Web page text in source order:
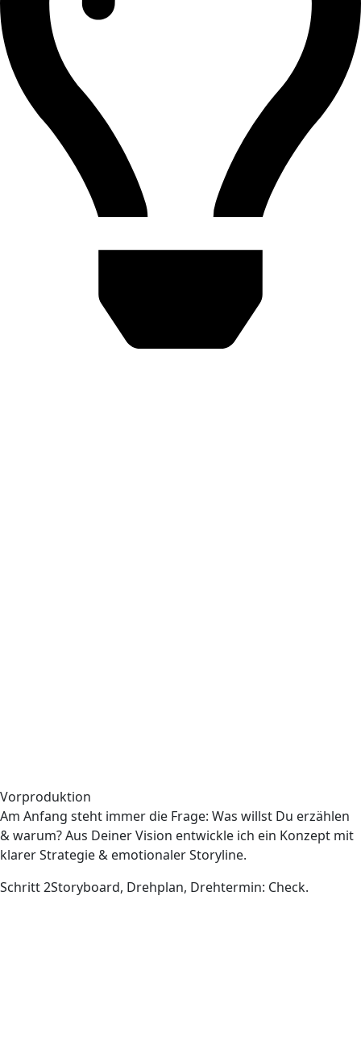
Vorproduktion
Am Anfang steht immer die Frage: Was willst Du erzählen
& warum? Aus Deiner Vision entwickle ich ein Konzept mit
klarer Strategie & emotionaler Storyline.
Schritt 2Storyboard, Drehplan, Drehtermin: Check.